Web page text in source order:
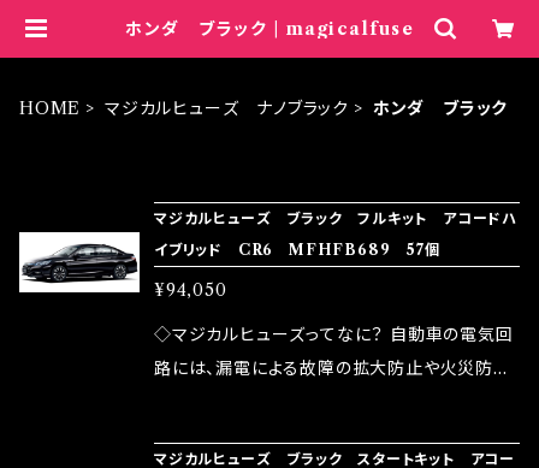
ホンダ ブラック | magicalfuse
HOME マジカルヒューズ ナノブラック ホンダ ブラック
マジカルヒューズ ブラック フルキット アコードハ
イブリッド CR6 MFHFB689 57個
¥94,050
◇マジカルヒューズってなに？ 自動車の電気回
路には、漏電による故障の拡大防止や火災防止
マジカルヒューズ ブラック スタートキット アコー